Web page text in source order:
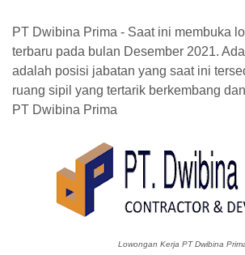
PT Dwibina Prima - Saat ini membuka
terbaru pada bulan Desember 2021.
adalah posisi jabatan yang saat ini
ruang sipil yang tertarik berkembang
PT Dwibina Prima
Lowongan Kerja PT Dwibina